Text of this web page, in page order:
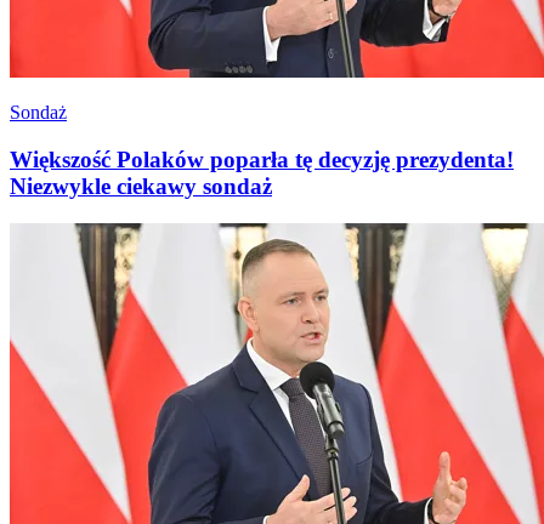
Sondaż
Większość Polaków poparła tę decyzję prezydenta!
Niezwykle ciekawy sondaż